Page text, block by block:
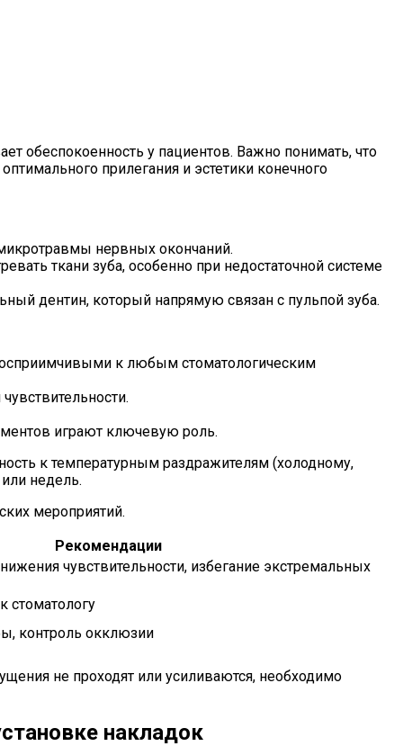
обеспокоенность у пациентов. Важно понимать, что
прилегания и эстетики конечного
нервных окончаний.
ткани зуба, особенно при недостаточной системе
дентин, который напрямую связан с пульпой зуба.
к любым стоматологическим
играют ключевую роль.
к температурным раздражителям (холодному,
недель.
мероприятий.
Рекомендации
чувствительности, избегание экстремальных
стоматологу
контроль окклюзии
не проходят или усиливаются, необходимо
накладок